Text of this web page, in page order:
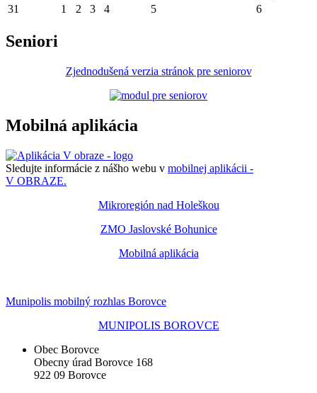
31
1 2 3 4 5 6
Seniori
Zjednodušená verzia stránok pre seniorov
Mobilná aplikácia
Sledujte informácie z nášho webu v mobilnej aplikácii -
V OBRAZE.
Mikroregión nad Holeškou
ZMO Jaslovské Bohunice
Mobilná aplikácia
Munipolis mobilný rozhlas Borovce
MUNIPOLIS BOROVCE
Obec Borovce
Obecny úrad Borovce 168
922 09 Borovce